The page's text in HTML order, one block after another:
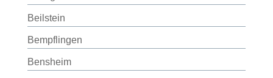
Beilstein
Bempflingen
Bensheim